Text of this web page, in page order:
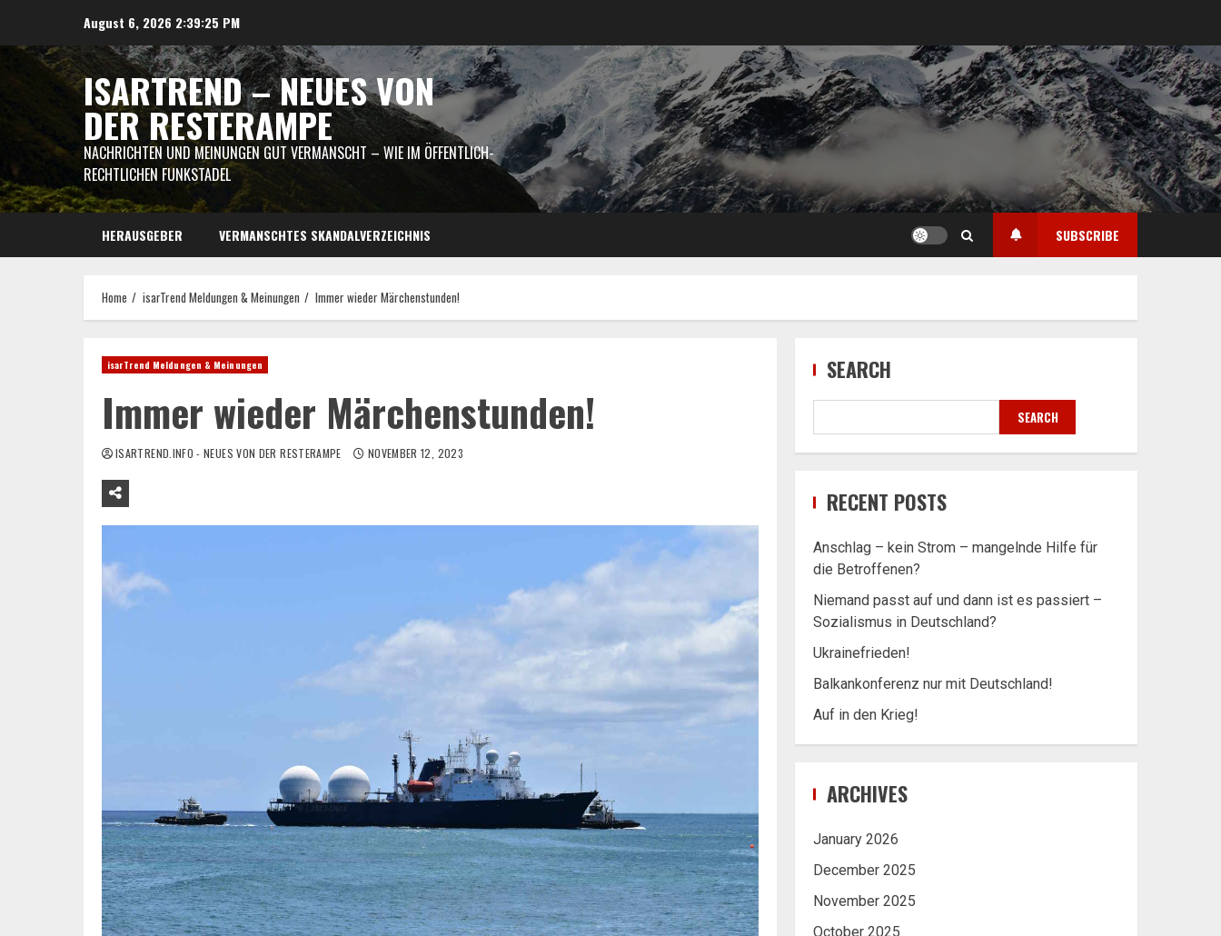
content
August 6, 2026 2:39:26 PM
ISARTREND – NEUES VON
DER RESTERAMPE
NACHRICHTEN UND MEINUNGEN GUT VERMANSCHT – WIE IM ÖFFENTLICH-
RECHTLICHEN FUNKSTADEL
HERAUSGEBER VERMANSCHTES SKANDALVERZEICHNIS SUBSCRIBE
Home isarTrend Meldungen & Meinungen Immer wieder Märchenstunden!
isarTrend Meldungen & Meinungen
Immer wieder Märchenstunden!
ISARTREND.INFO - NEUES VON DER RESTERAMPE NOVEMBER 12, 2023
SEARCH
SEARCH
RECENT POSTS
Anschlag – kein Strom – mangelnde Hilfe für
die Betroffenen?
Niemand passt auf und dann ist es passiert –
Sozialismus in Deutschland?
Ukrainefrieden!
Balkankonferenz nur mit Deutschland!
Auf in den Krieg!
ARCHIVES
January 2026
December 2025
November 2025
October 2025